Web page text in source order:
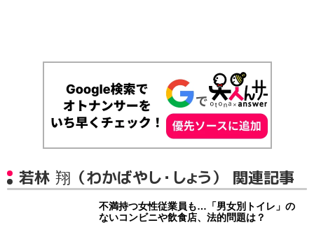
若林 翔（わかばやし・しょう） 関連記事
不満持つ女性従業員も…「男女別トイレ」の
ないコンビニや飲食店、法的問題は？